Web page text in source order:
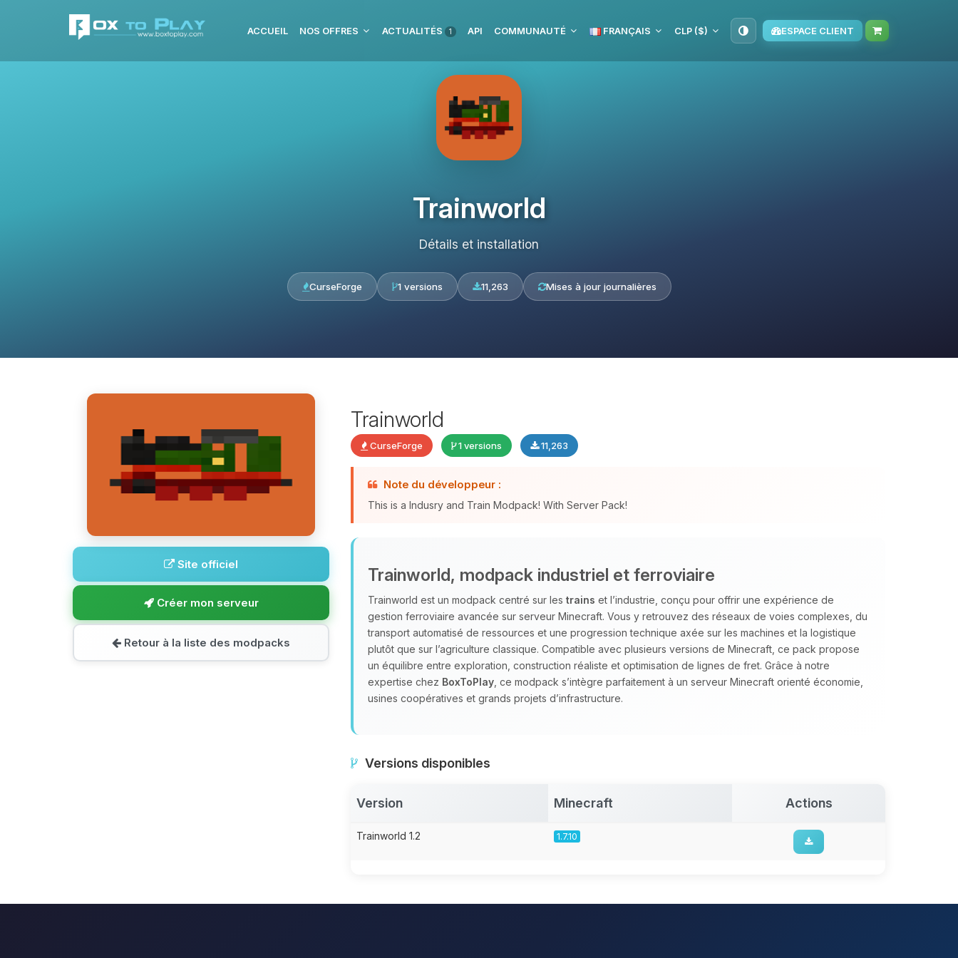
ACCUEIL NOS OFFRES ACTUALITÉS 1 API COMMUNAUTÉ FRANÇAIS CLP ($) ESPACE CLIENT
Trainworld
Détails et installation
CurseForge 1 versions 11,263 Mises à jour journalières
Site officiel
Créer mon serveur
Retour à la liste des modpacks
Trainworld
CurseForge 1 versions 11,263
Note du développeur :
This is a Indusry and Train Modpack! With Server Pack!
Trainworld, modpack industriel et ferroviaire
Trainworld est un modpack centré sur les trains et l’industrie, conçu pour offrir une expérience de
gestion ferroviaire avancée sur serveur Minecraft. Vous y retrouvez des réseaux de voies complexes, du
transport automatisé de ressources et une progression technique axée sur les machines et la logistique
plutôt que sur l’agriculture classique. Compatible avec plusieurs versions de Minecraft, ce pack propose
un équilibre entre exploration, construction réaliste et optimisation de lignes de fret. Grâce à notre
expertise chez BoxToPlay , ce modpack s’intègre parfaitement à un serveur Minecraft orienté économie,
usines coopératives et grands projets d’infrastructure.
Versions disponibles
Version Minecraft Actions
Trainworld 1.2 1.7.10